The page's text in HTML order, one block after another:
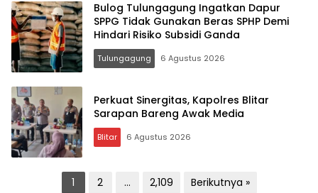
Bulog Tulungagung Ingatkan Dapur
SPPG Tidak Gunakan Beras SPHP Demi
Hindari Risiko Subsidi Ganda
Tulungagung 6 Agustus 2026
Perkuat Sinergitas, Kapolres Blitar
Sarapan Bareng Awak Media
Blitar 6 Agustus 2026
Paginasi1 2 … 2,109 Berikutnya »